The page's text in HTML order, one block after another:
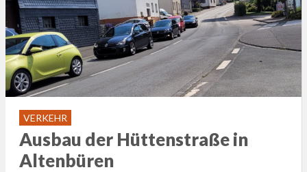
VERKEHR
Ausbau der Hüttenstraße in
Altenbüren